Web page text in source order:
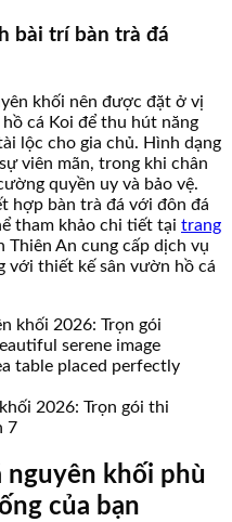
bài trí bàn trà đá
khối nên được đặt ở vị
cá Koi để thu hút năng
lộc cho gia chủ. Hình dạng
viên mãn, trong khi chân
quyền uy và bảo vệ.
hợp bàn trà đá với đôn đá
tham khảo chi tiết tại trang
Thiên An cung cấp dịch vụ
với thiết kế sân vườn hồ cá
2026: Trọn gói thi
7
nguyên khối phù
của bạn